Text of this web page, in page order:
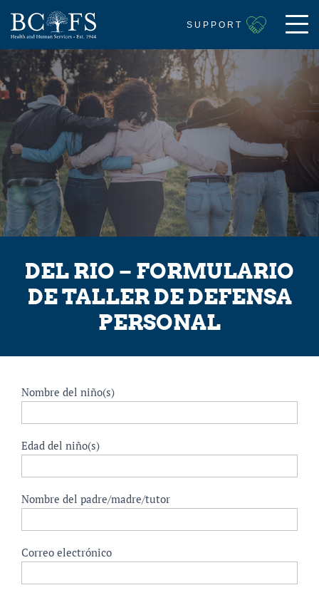
SUPPORT
DEL RIO – FORMULARIO
DE TALLER DE DEFENSA
PERSONAL
Defense
Nombre del niño(s)
Edad del niño(s)
Nombre del padre/madre/tutor
Correo electrónico